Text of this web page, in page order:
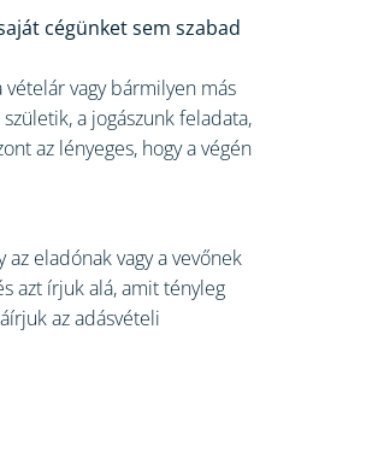
cégünket sem szabad
vagy bármilyen más
a jogászunk feladata,
az lényeges, hogy a végén
eladónak vagy a vevőnek
azt írjuk alá, amit tényleg
az adásvételi